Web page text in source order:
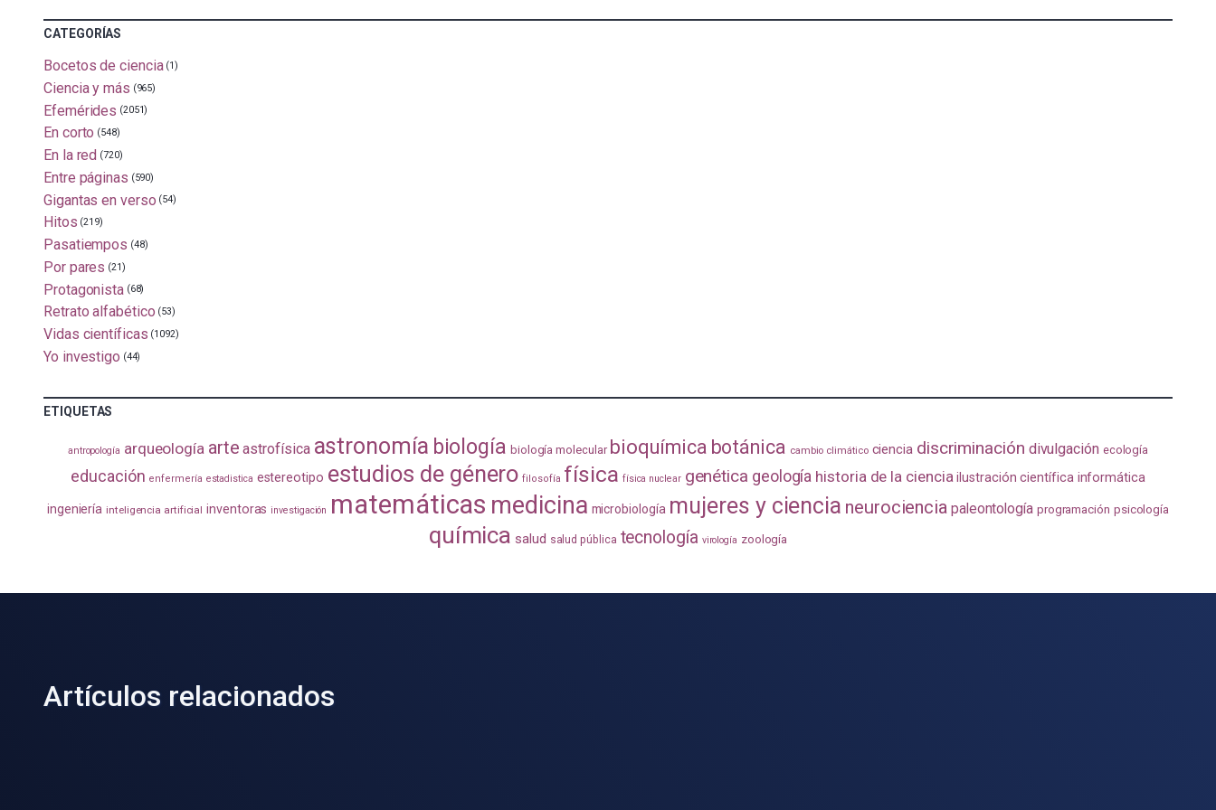
CATEGORÍAS
Bocetos de ciencia (1)
Ciencia y más (965)
Efemérides (2051)
En corto (548)
En la red (720)
Entre páginas (590)
Gigantas en verso (54)
Hitos (219)
Pasatiempos (48)
Por pares (21)
Protagonista (68)
Retrato alfabético (53)
Vidas científicas (1092)
Yo investigo (44)
ETIQUETAS
antropología arqueología arte astrofísica astronomía biología biología molecular bioquímica botánica cambio climático ciencia discriminación divulgación ecología
educación enfermería estadistica estereotipo estudios de género filosofía física física nuclear genética geología historia de la ciencia ilustración científica informática
ingeniería inteligencia artificial inventoras investigación matemáticas medicina microbiología mujeres y ciencia neurociencia paleontología programación psicología
química salud salud pública tecnología virología zoología
Artículos relacionados